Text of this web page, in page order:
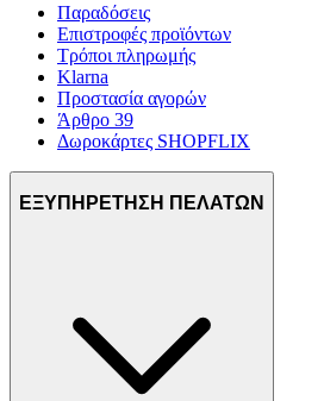
Παραδόσεις
Επιστροφές προϊόντων
Τρόποι πληρωμής
Klarna
Προστασία αγορών
Άρθρο 39
Δωροκάρτες SHOPFLIX
ΕΞΥΠΗΡΕΤΗΣΗ ΠΕΛΑΤΩΝ